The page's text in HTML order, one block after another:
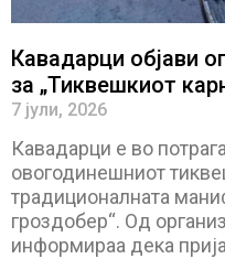
Кавадарци објави
за „Тиквешкиот
7 јули, 2026
Кавадарци е во
овогодинешниот
традиционалната
гроздобер“. Од
информираа дека